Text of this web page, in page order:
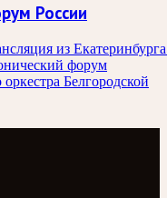
России
из
форум
Белгородской